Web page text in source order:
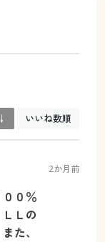
いいね数順
2か月前
０％
Ｌの
た、